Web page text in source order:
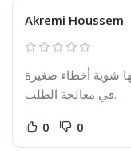
Akremi Houssem
شوية أخطاء صغيرة
في معالجة الطلب.
0 0